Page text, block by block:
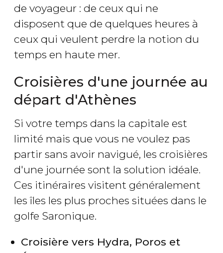
de voyageur : de ceux qui ne
disposent que de quelques heures à
ceux qui veulent perdre la notion du
temps en haute mer.
Croisières d'une journée au
départ d'Athènes
Si votre temps dans la capitale est
limité mais que vous ne voulez pas
partir sans avoir navigué, les croisières
d'une journée sont la solution idéale.
Ces itinéraires visitent généralement
les îles les plus proches situées dans le
golfe Saronique.
Croisière vers Hydra, Poros et